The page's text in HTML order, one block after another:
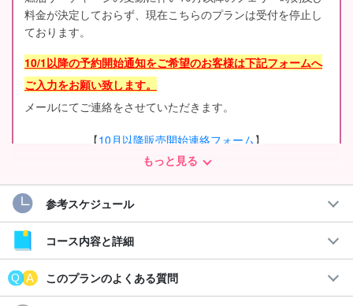
料金が決定しておらず、現在こちらのプランは受付を停止し
ております。
10/1以降の予約開始通知をご希望のお客様は下記フォームへ
ご入力をお願い致します。
メールにてご連絡をさせていただきます。
【10月以降販売開始連絡フォーム】
もっと見る
参考スケジュール
コース内容と詳細
このプランのよくある質問